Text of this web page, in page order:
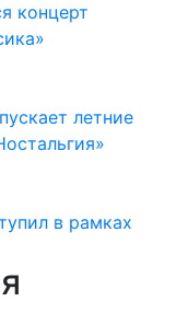
концерт
летние
в рамках